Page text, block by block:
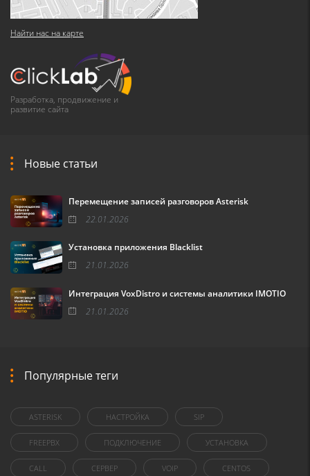
Найти нас на карте
Разработка, продвижение и
развитие сайта
Новые статьи
Перемещение записей разговоров Asterisk
22.01.2026
Установка приложения Blacklist
21.01.2026
Интеграция VoxDistro и системы аналитики IMOTIO
21.01.2026
Популярные теги
ASTERISK НАСТРОЙКА SIP
FREEPBX ПОДКЛЮЧЕНИЕ УСТАНОВКА
CALL СЕРВЕР VOIP CENTOS